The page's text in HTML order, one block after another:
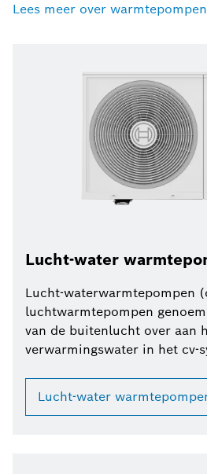
Lees meer over
Lucht-water
Lucht-waterwarmtepompen
luchtwarmtepompen
van de buitenlucht over aan
verwarmingswater in het cv-
Lucht-water